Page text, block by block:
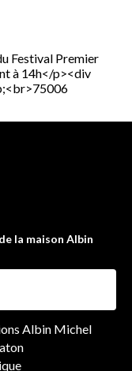
Festival Premier
à 14h</p><div
la maison Albin
Albin Michel